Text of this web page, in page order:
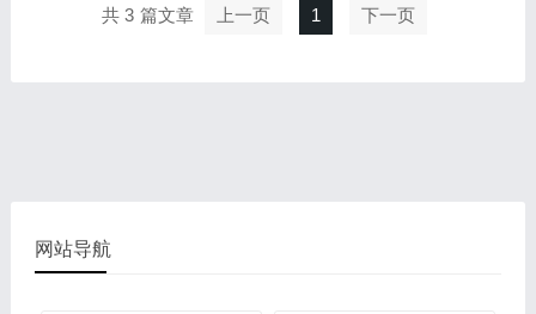
间同页跳转。配合郑州标
共 3 上一页 1 下一页
网站导航